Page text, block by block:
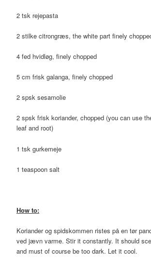
2 tsk rejepasta
2 stilke citrongræs, the white part finely
4 fed hvidløg, finely chopped
5 cm frisk galanga, finely chopped
2 spsk sesamolie
2 spsk frisk koriander, chopped (you can use
leaf and root)
1 tsk gurkemeje
1 teaspoon salt
How to:
Koriander og spidskommen ristes på en tør
ved jævn varme. Stir it constantly. It should
and must of course be too dark. Let it cool.